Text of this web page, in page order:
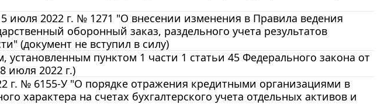
июля 2022 г. № 1271 "О внесении изменения в Правила ведения
оборонный заказ, раздельного учета результатов
(документ не вступил в силу)
пунктом 1 части 1 статьи 45 Федерального закона от
июля 2022 г.)
г. № 6155-У "О порядке отражения кредитными организациями в
характера на счетах бухгалтерского учета отдельных активов и